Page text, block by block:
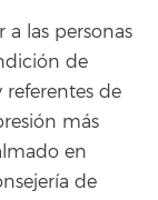
a las personas
de
referentes de
más
en
de